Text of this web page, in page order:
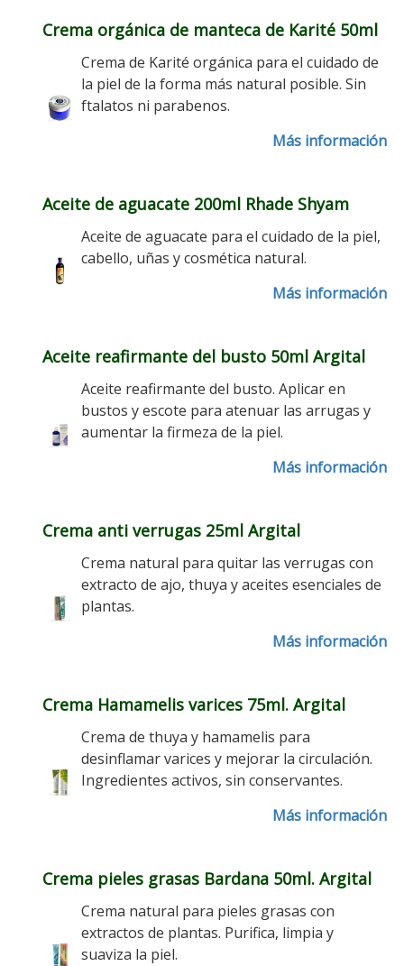
Crema orgánica de manteca de Karité 50ml
Crema de Karité orgánica para el cuidado de
la piel de la forma más natural posible. Sin
ftalatos ni parabenos.
Más información
Aceite de aguacate 200ml Rhade Shyam
Aceite de aguacate para el cuidado de la piel,
cabello, uñas y cosmética natural.
Más información
Aceite reafirmante del busto 50ml Argital
Aceite reafirmante del busto. Aplicar en
bustos y escote para atenuar las arrugas y
aumentar la firmeza de la piel.
Más información
Crema anti verrugas 25ml Argital
Crema natural para quitar las verrugas con
extracto de ajo, thuya y aceites esenciales de
plantas.
Más información
Crema Hamamelis varices 75ml. Argital
Crema de thuya y hamamelis para
desinflamar varices y mejorar la circulación.
Ingredientes activos, sin conservantes.
Más información
Crema pieles grasas Bardana 50ml. Argital
Crema natural para pieles grasas con
extractos de plantas. Purifica, limpia y
suaviza la piel.